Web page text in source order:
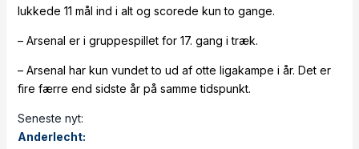
lukkede 11 mål ind i alt og scorede kun to gange.
– Arsenal er i gruppespillet for 17. gang i træk.
– Arsenal har kun vundet to ud af otte ligakampe i år. Det er
fire færre end sidste år på samme tidspunkt.
Seneste nyt:
Anderlecht: